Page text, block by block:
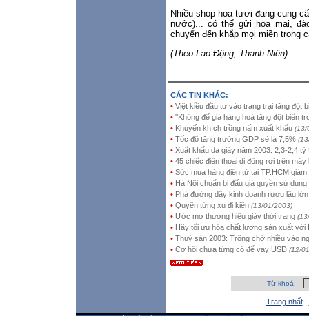
Nhiều shop hoa tươi đang cung
nước)... có thể gửi hoa mai,
chuyển đến khắp mọi miền trong
(Theo Lao Động, Thanh Niên)
CÁC TIN KHÁC:
• Việt kiều đầu tư vào trang trại tăng đột
• ''Không để giá hàng hoá tăng đột biến
• Khuyến khích trồng nấm xuất khẩu (13/
• Tốc độ tăng trưởng GDP sẽ là 7,5%
• Xuất khẩu da giày năm 2003: 2,3-2,4 tỷ
• 45 chiếc điện thoại di động rơi trên máy
• Sức mua hàng điện tử tại TP.HCM giảm
• Hà Nội chuẩn bị đấu giá quyền sử dụng
• Phá đường dây kinh doanh rượu lậu lớn
• Quyên từng xu đi kiện (13/01/2003)
• Ước mơ thương hiệu giày thời trang
• Hãy tối ưu hóa chất lượng sản xuất với
• Thuỷ sản 2003: Trông chờ nhiều vào
• Cơ hội chưa từng có để vay USD (12/
Từ khoá:
Trang nhất|